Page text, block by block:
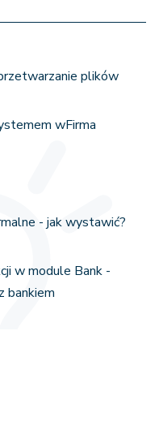
plików
wFirma
- jak wystawić?
w module Bank -
bankiem